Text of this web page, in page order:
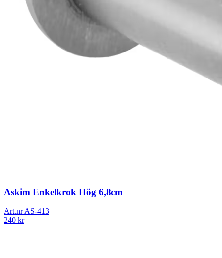
Askim Enkelkrok Hög 6,8cm
Art.nrAS-413
240 kr